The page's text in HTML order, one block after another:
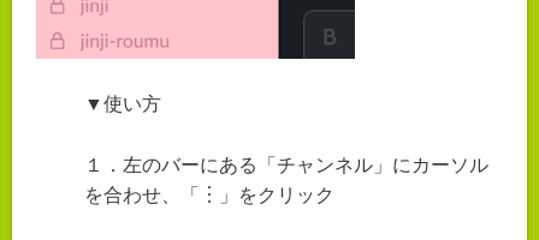
▼使い方
１．左のバーにある「チャンネル」にカーソル
を合わせ、「︙」をクリック